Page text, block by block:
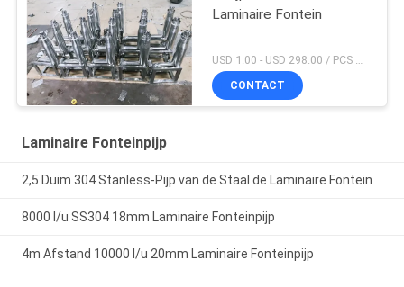
Laminaire Fontein
CONTACT
Laminaire Fonteinpijp
2,5 Duim 304 Stanless-Pijp van de Staal de Laminaire Fontein
8000 l/u SS304 18mm Laminaire Fonteinpijp
4m Afstand 10000 l/u 20mm Laminaire Fonteinpijp